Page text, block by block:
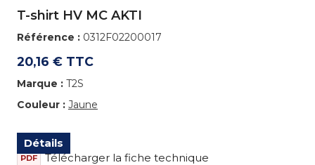
T-shirt HV MC AKTI
Référence :0312F02200017
20,16 € TTC
Marque : T2S
Couleur : Jaune
Détails
PDF Télécharger la fiche technique